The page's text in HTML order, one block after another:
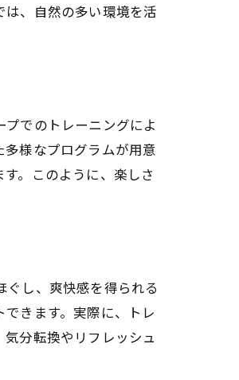
、自然の多い環境を活
でのトレーニングによ
様なプログラムが用意
。このように、楽しさ
し、爽快感を得られる
きます。実際に、トレ
分転換やリフレッシュ